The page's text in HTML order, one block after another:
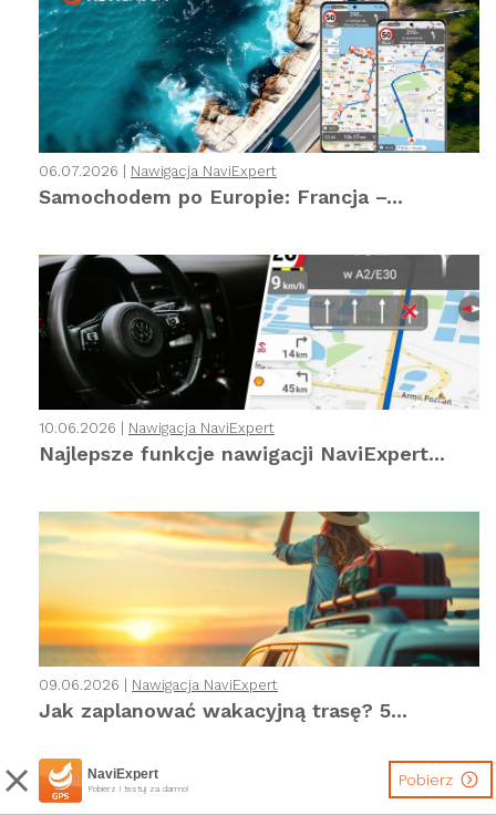
NaviExpert
Pobierz i testuj za darmo!
Pobierz
06.07.2026 | Nawigacja NaviExpert
Samochodem po Europie: Francja –...
10.06.2026 | Nawigacja NaviExpert
Najlepsze funkcje nawigacji NaviExpert...
09.06.2026 | Nawigacja NaviExpert
Jak zaplanować wakacyjną trasę? 5...